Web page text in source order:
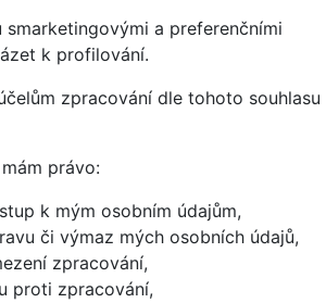
smarketingovými a preferenčními
k profilování.
zpracování dle tohoto souhlasu
právo:
k mým osobním údajům,
či výmaz mých osobních údajů,
zpracování,
proti zpracování,